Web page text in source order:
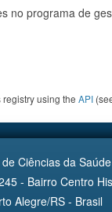
no programa de
using the API
Ciências da
- Bairro Centro
Alegre/RS - Brasil